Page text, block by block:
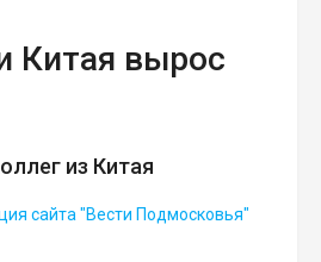
Китая вырос
из Китая
сайта "Вести Подмосковья"